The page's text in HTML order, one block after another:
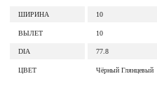
ШИРИНА 10
ВЫЛЕТ 10
DIA 77.8
ЦВЕТ Чёрный Глянцевый